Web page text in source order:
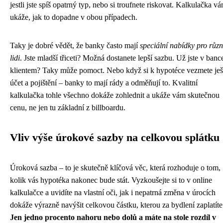
jestli jste spíš opatrný typ, nebo si troufnete riskovat. Kalkulačka
ukáže, jak to dopadne v obou případech.
Taky je dobré vědět, že banky často majíspeciální nabídky pro
lidi. Jste mladší třiceti? Možná dostanete lepší sazbu. Už jste v
klientem? Taky může pomoct. Nebo když si k hypotéce vezmete
účet a pojištění – banky to mají rády a odměňují to. Kvalitní
kalkulačka tohle všechno dokáže zohlednit a ukáže vám skutečnou
cenu, ne jen tu základní z billboardu.
Vliv výše úrokové sazby na celkovou splátku
Úroková sazba – to je skutečně klíčová věc, která rozhoduje o tom,
kolik vás hypotéka nakonec bude stát. Vyzkoušejte si to v online
kalkulačce a uvidíte na vlastní oči, jak i nepatrná změna v úrocích
dokáže výrazně navýšit celkovou částku, kterou za bydlení
Jen jedno procento nahoru nebo dolů a máte na stole rozdíl v